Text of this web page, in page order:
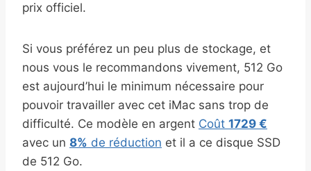
prix officiel.
Si vous préférez un peu plus de stockage, et
nous vous le recommandons vivement, 512 Go
est aujourd’hui le minimum nécessaire pour
pouvoir travailler avec cet iMac sans trop de
difficulté. Ce modèle en argent Coût 1729 €
avec un 8% de réduction et il a ce disque SSD
de 512 Go.